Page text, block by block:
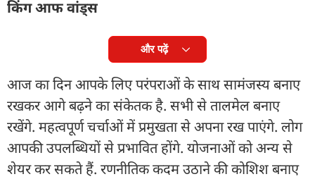
किंग आफ वांड्स
और पढ़ें
आज का दिन आपके लिए परंपराओं के साथ सामंजस्य बनाए
रखकर आगे बढ़ने का संकेतक है. सभी से तालमेल बनाए
रखेंगे. महत्वपूर्ण चर्चाओं में प्रमुखता से अपना रख पाएंगे. लोग
आपकी उपलब्धियों से प्रभावित होंगे. योजनाओं को अन्य से
शेयर कर सकते हैं. रणनीतिक कदम उठाने की कोशिश बनाए